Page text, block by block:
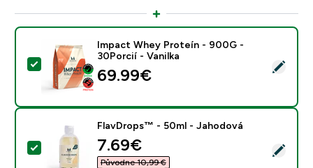
Vybrať tento produkt - Impact Whey Proteín - 900G
Impact Whey Proteín - 900G -
30Porcií - Vanilka
69.99€‎
Vybrať tento produkt - FlavDrops™ - 50ml - Jahodová
FlavDrops™ - 50ml - Jahodová
discounted price
7.69€‎
Původne 10,99 €‎